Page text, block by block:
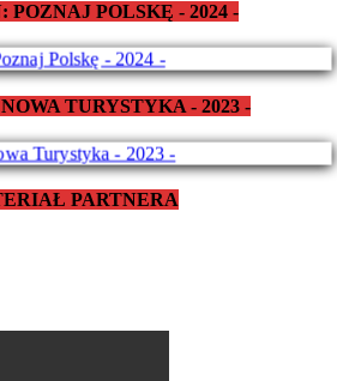
POZNAJ POLSKĘ - 2024 -
TURYSTYKA - 2023 -
PARTNERA